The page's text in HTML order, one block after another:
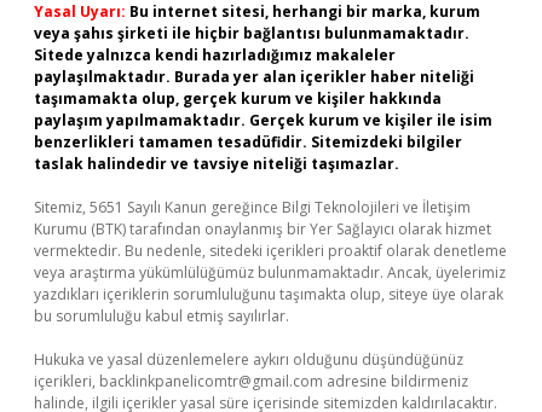
Yasal Uyarı: Bu internet sitesi, herhangi bir marka, kurum
veya şahıs şirketi ile hiçbir bağlantısı bulunmamaktadır.
Sitede yalnızca kendi hazırladığımız makaleler
paylaşılmaktadır. Burada yer alan içerikler haber niteliği
taşımamakta olup, gerçek kurum ve kişiler hakkında
paylaşım yapılmamaktadır. Gerçek kurum ve kişiler ile isim
benzerlikleri tamamen tesadüfidir. Sitemizdeki bilgiler
taslak halindedir ve tavsiye niteliği taşımazlar.
Sitemiz, 5651 Sayılı Kanun gereğince Bilgi Teknolojileri ve İletişim
Kurumu (BTK) tarafından onaylanmış bir Yer Sağlayıcı olarak hizmet
vermektedir. Bu nedenle, sitedeki içerikleri proaktif olarak denetleme
veya araştırma yükümlülüğümüz bulunmamaktadır. Ancak, üyelerimiz
yazdıkları içeriklerin sorumluluğunu taşımakta olup, siteye üye olarak
bu sorumluluğu kabul etmiş sayılırlar.
Hukuka ve yasal düzenlemelere aykırı olduğunu düşündüğünüz
içerikleri, backlinkpanelicomtr@gmail.com adresine bildirmeniz
halinde, ilgili içerikler yasal süre içerisinde sitemizden kaldırılacaktır.